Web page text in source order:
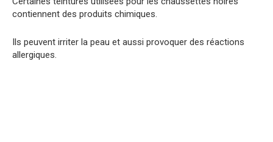
contiennent des produits chimiques.
Ils peuvent irriter la peau et aussi provoquer des réactions
allergiques.